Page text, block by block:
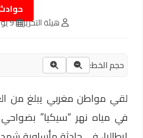
هيئة التحرير 9 يونيو 2026
حجم الخط:
في مياه نهر “سيكيا”